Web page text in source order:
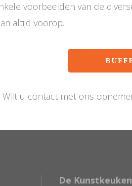
voorbeelden van de
altijd voorop.
Wilt u contact met ons
De Kunstkeuken